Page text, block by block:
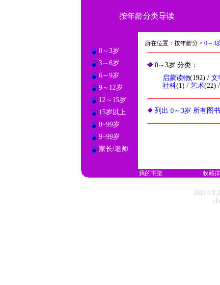
按年龄分类导读
0～3岁
3～6岁
6～9岁
9～12岁
12～15岁
15岁以上
0~99岁
9~99岁
家长/老师
所在位置：按年龄分 > 0～3
0～3岁 分类：
启蒙读物(192) / 文
社科(1) / 艺术(22)
列出 0～3岁 所有图书
我的书架 收藏
2000 ©北